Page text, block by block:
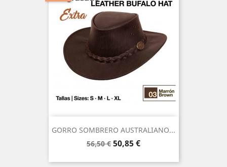
GORRO SOMBRERO AUSTRALIANO...
Precio
56,50 € Precio
50,85 €